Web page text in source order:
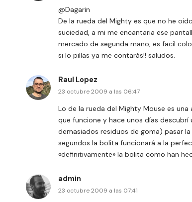
@Dagarin
De la rueda del Mighty es que no he
suciedad, a mi me encantaria ese
mercado de segunda mano, es facil
si lo pillas ya me contarás!! saludos.
Raul Lopez
23 octubre 2009 a las 06:47
Lo de la rueda del Mighty Mouse es
que funcione y hace unos días
demasiados residuos de goma) pasar
segundos la bolita funcionará a la
«definitivamente» la bolita como han
admin
23 octubre 2009 a las 07:41